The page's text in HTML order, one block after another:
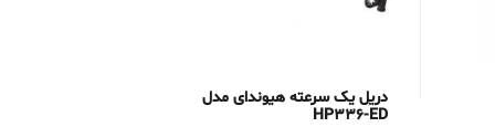
دریل یک سرعته هیوندای مدل
HP336-ED